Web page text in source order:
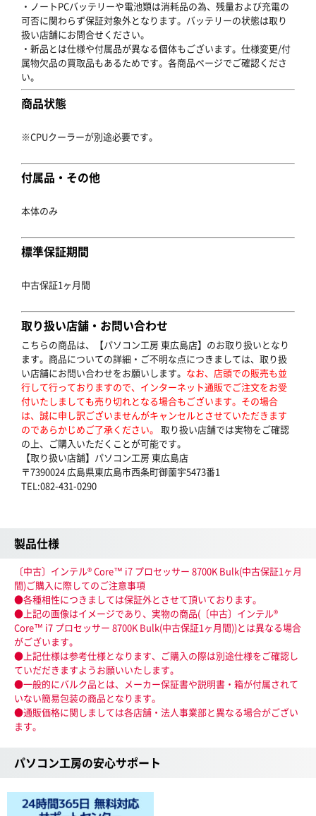
・ノートPCバッテリーや電池類は消耗品の為、残量および充電の
可否に関わらず保証対象外となります。バッテリーの状態は取り
扱い店舗にお問合せください。
・新品とは仕様や付属品が異なる個体もございます。仕様変更/付
属物欠品の買取品もあるためです。各商品ページでご確認くださ
い。
商品状態
※CPUクーラーが別途必要です。
付属品・その他
本体のみ
標準保証期間
中古保証1ヶ月間
取り扱い店舗・お問い合わせ
こちらの商品は、【パソコン工房 東広島店】のお取り扱いとなり
ます。商品についての詳細・ご不明な点につきましては、取り扱
い店舗にお問い合わせをお願いします。 なお、店頭での販売も並
行して行っておりますので、インターネット通販でご注文をお受
付いたしましても売り切れとなる場合もございます。その場合
は、誠に申し訳ございませんがキャンセルとさせていただきます
のであらかじめご了承ください。 取り扱い店舗では実物をご確認
の上、ご購入いただくことが可能です。
【取り扱い店舗】パソコン工房 東広島店
〒7390024 広島県東広島市西条町御薗宇5473番1
TEL:082-431-0290
製品仕様
〔中古〕インテル® Core™ i7 プロセッサー 8700K Bulk(中古保証1ヶ月
間)ご購入に際してのご注意事項
●各種相性につきましては保証外とさせて頂いております。
●上記の画像はイメージであり、実物の商品(〔中古〕インテル®
Core™ i7 プロセッサー 8700K Bulk(中古保証1ヶ月間))とは異なる場合
がございます。
●上記仕様は参考仕様となります、ご購入の際は別途仕様をご確認し
ていだだきますようお願いいたします。
●一般的にバルク品とは、メーカー保証書や説明書・箱が付属されて
いない簡易包装の商品となります。
●通販価格に関しましては各店舗・法人事業部と異なる場合がござい
ます。
パソコン工房の安心サポート